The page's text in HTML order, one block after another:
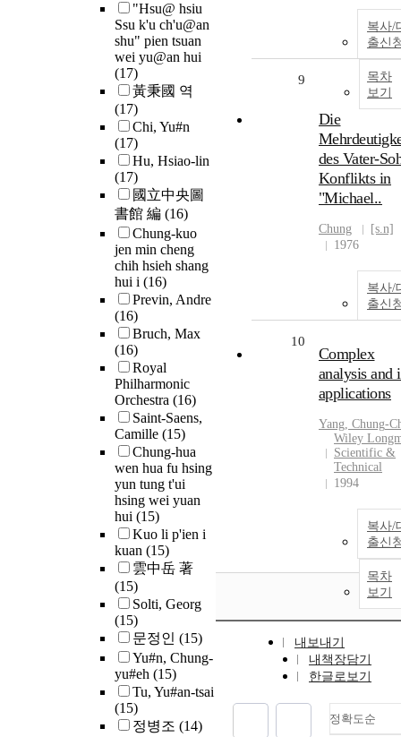
"Hsu@ hsiu
Ssu k'u ch'u@an
shu" pien tsuan
wei yu@an hui
(17)
黃秉國 역
(17)
Chi, Yu#n
(17)
Hu, Hsiao-lin
(17)
國立中央圖
書館 編 (16)
Chung-kuo
jen min cheng
chih hsieh shang
hui i (16)
Previn, Andre
(16)
Bruch, Max
(16)
Royal
Philharmonic
Orchestra (16)
Saint-Saens,
Camille (15)
Chung-hua
wen hua fu hsing
yun tung t'ui
hsing wei yuan
hui (15)
Kuo li p'ien i
kuan (15)
雲中岳 著
(15)
Solti, Georg
(15)
문정인 (15)
Yu#n, Chung-
yu#eh (15)
Tu, Yu#an-tsai
(15)
정병조 (14)
복사/
출신
목차
보기
9
Die
des Vater-
Konflikts in
"Michael..
Chung
[s.n]
1976
복사/
출신
10
Complex
analysis and
applications
Yang, Chung-
Wiley
Scientific &
Technical
1994
복사/
출신
목차
보기
내보내기
내책장담기
한글로보기
정확도순